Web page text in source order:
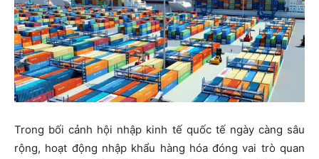
Trong bối cảnh hội nhập kinh tế quốc tế ngày càng sâu
rộng, hoạt động nhập khẩu hàng hóa đóng vai trò quan